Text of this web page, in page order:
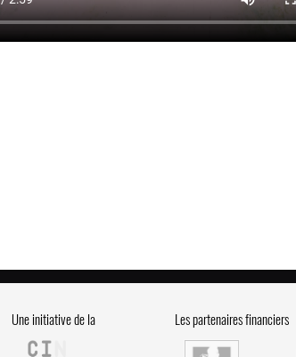
Une initiative de la Les partenaires financiers